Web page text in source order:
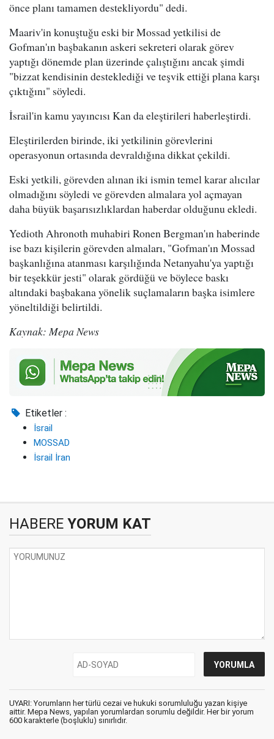
önce planı tamamen destekliyordu" dedi.
Maariv'in konuştuğu eski bir Mossad yetkilisi de
Gofman'ın başbakanın askeri sekreteri olarak görev
yaptığı dönemde plan üzerinde çalıştığını ancak şimdi
"bizzat kendisinin desteklediği ve teşvik ettiği plana karşı
çıktığını" söyledi.
İsrail'in kamu yayıncısı Kan da eleştirileri haberleştirdi.
Eleştirilerden birinde, iki yetkilinin görevlerini
operasyonun ortasında devraldığına dikkat çekildi.
Eski yetkili, görevden alınan iki ismin temel karar alıcılar
olmadığını söyledi ve görevden almalara yol açmayan
daha büyük başarısızlıklardan haberdar olduğunu ekledi.
Yedioth Ahronoth muhabiri Ronen Bergman'ın haberinde
ise bazı kişilerin görevden almaları, "Gofman'ın Mossad
başkanlığına atanması karşılığında Netanyahu'ya yaptığı
bir teşekkür jesti" olarak gördüğü ve böylece baskı
altındaki başbakana yönelik suçlamaların başka isimlere
yöneltildiği belirtildi.
Kaynak: Mepa News
Etiketler :
İsrail
MOSSAD
İsrail İran
HABERE YORUM KAT
UYARI: Yorumların her türlü cezai ve hukuki sorumluluğu yazan kişiye
aittir. Mepa News, yapılan yorumlardan sorumlu değildir. Her bir yorum
600 karakterle (boşluklu) sınırlıdır.